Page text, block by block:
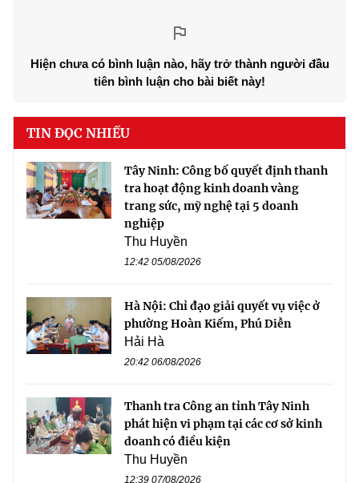
Hiện chưa có bình luận nào, hãy trở thành người đầu
tiên bình luận cho bài biết này!
TIN ĐỌC NHIỀU
Tây Ninh: Công bố quyết định thanh
tra hoạt động kinh doanh vàng
trang sức, mỹ nghệ tại 5 doanh
nghiệp
Thu Huyền
12:42 05/08/2026
Hà Nội: Chỉ đạo giải quyết vụ việc ở
phường Hoàn Kiếm, Phú Diễn
Hải Hà
20:42 06/08/2026
Thanh tra Công an tỉnh Tây Ninh
phát hiện vi phạm tại các cơ sở kinh
doanh có điều kiện
Thu Huyền
12:39 07/08/2026